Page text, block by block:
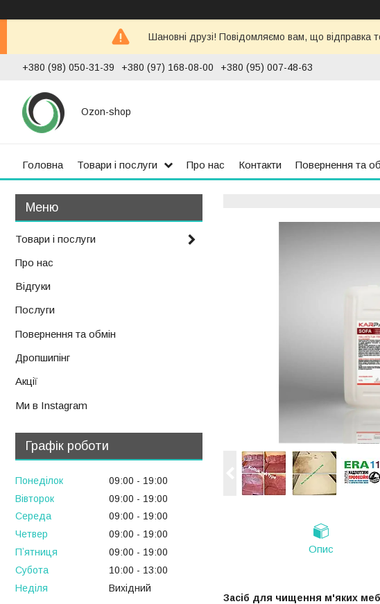
Шановні друзі! Повідомляємо вам, що
+380 (98) 050-31-39 +380 (97) 168-08-00 +380 (95) 007-48-63
Ozon-shop
Головна Товари і послуги Про нас Контакти Повернення та
Опис
Засіб для чищення м'яких
Товари і послуги
Про нас
Відгуки
Послуги
Повернення та обмін
Дропшипінг
Акції
Ми в Instagram
Графік роботи
Понеділок 09:00
19:00
Вівторок
09:00
19:00
Середа
09:00
19:00
Четвер
09:00
19:00
Пʼятниця
09:00
19:00
Субота
10:00
13:00
Неділя
Вихідний